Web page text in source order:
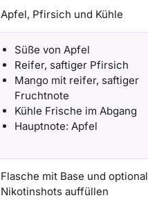
Apfel, Pfirsich und Kühle
Süße von Apfel
Reifer, saftiger Pfirsich
Mango mit reifer, saftiger
Fruchtnote
Kühle Frische im Abgang
Hauptnote: Apfel
Flasche mit Base und optional
Nikotinshots auffüllen